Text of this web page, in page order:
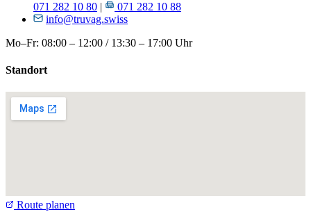
071 282 10 80 |
071 282 10 88
info@truvag.swiss
Mo–Fr: 08:00 – 12:00 / 13:30 – 17:00 Uhr
Standort
Route planen